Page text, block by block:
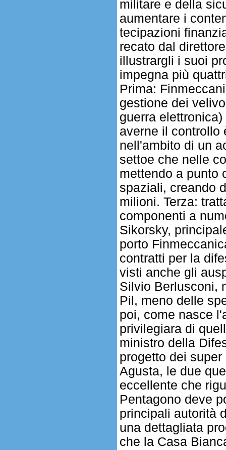
militare e della
aumentare i
tecipazioni
recato dal
illustrargli i suoi
impegna più
Prima:
gestione dei
guerra
averne il controllo
nell'ambito di un
settoe che nelle
mettendo a punto
spaziali, creando
milioni. Terza:
componenti a
Sikorsky,
porto
contratti per la
visti anche gli
Silvio Berlusconi,
Pil, meno delle
poi, come nasce
privilegiara di
ministro della
progetto dei
Agusta, le due
eccellente che
Pentagono deve
principali autorità
una dettagliata
che la Casa